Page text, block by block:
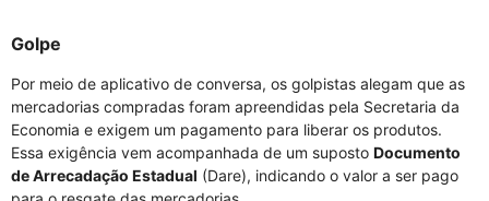
Golpe
Por meio de aplicativo de conversa, os golpistas alegam que as
mercadorias compradas foram apreendidas pela Secretaria da
Economia e exigem um pagamento para liberar os produtos.
Essa exigência vem acompanhada de um suposto Documento
de Arrecadação Estadual (Dare), indicando o valor a ser pago